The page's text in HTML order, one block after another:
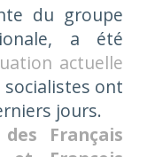
du groupe
a été
actuelle
socialistes ont
jours.
Français